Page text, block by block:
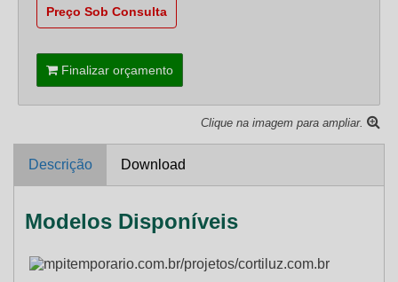
Preço Sob Consulta
Finalizar orçamento
Clique na imagem para ampliar.
Descrição Download
Modelos Disponíveis